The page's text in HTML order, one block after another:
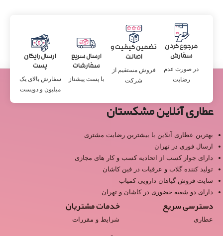
مرجوع کردن
سفارش
در صورت عدم
رضایت
تضمین کیفیت و
اصالت
فروش مستقیم از
شرکت
ارسال سریع
سفارشات
با پست پیشتاز
ارسال رایگان
پست
سفارش بالای یک
میلیون و دویست
عطاری آنلاین مشکستان
بهترین عطاری آنلاین با بیشترین رضایت مشتری
ارسال فوری در تهران
دارای جواز کسب از اتحادیه کسب و کار های مجازی
تولید کننده گلاب و عرقیات در فین کاشان
سایت فروش گیاهان دارویی کمیاب
دارای دو شعبه حضوری در کاشان و تهران
دسترسی سریع
عطاری
خدمات مشتریان
شرایط و مقررات